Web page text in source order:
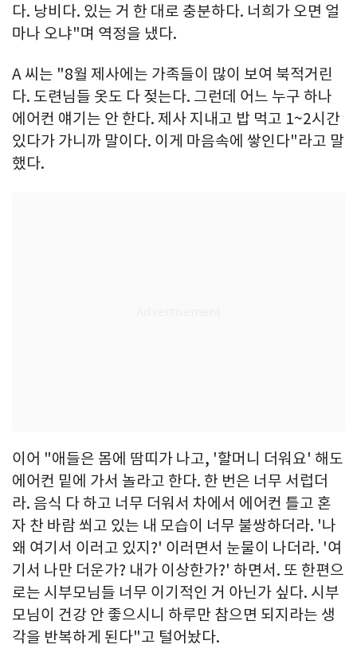
다. 낭비다. 있는 거 한 대로 충분하다. 너희가 오면 얼
마나 오냐"며 역정을 냈다.
A 씨는 "8월 제사에는 가족들이 많이 보여 북적거린
다. 도련님들 옷도 다 젖는다. 그런데 어느 누구 하나
에어컨 얘기는 안 한다. 제사 지내고 밥 먹고 1~2시간
있다가 가니까 말이다. 이게 마음속에 쌓인다"라고 말
했다.
이어 "애들은 몸에 땀띠가 나고, '할머니 더워요' 해도
에어컨 밑에 가서 놀라고 한다. 한 번은 너무 서럽더
라. 음식 다 하고 너무 더워서 차에서 에어컨 틀고 혼
자 찬 바람 쐬고 있는 내 모습이 너무 불쌍하더라. '나
왜 여기서 이러고 있지?' 이러면서 눈물이 나더라. '여
기서 나만 더운가? 내가 이상한가?' 하면서. 또 한편으
로는 시부모님들 너무 이기적인 거 아닌가 싶다. 시부
모님이 건강 안 좋으시니 하루만 참으면 되지라는 생
각을 반복하게 된다"고 털어놨다.